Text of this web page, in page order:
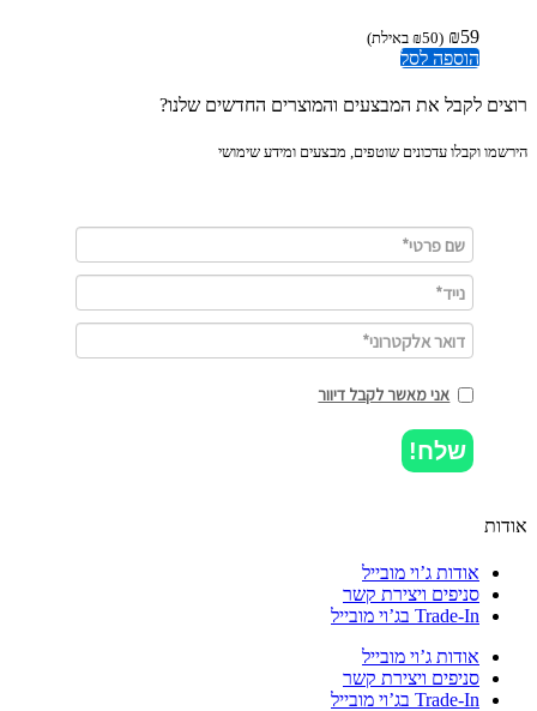
(
₪50 באילת)
הוספה לסל
לקבל את המבצעים והמוצרים החדשים שלנו?
וקבלו עדכונים שוטפים, מבצעים ומידע שימושי
אני מאשר לקבל דיוור
שלח!
אודות ג’וי מובייל
סניפים ויצירת קשר
Trade-In בג’וי מובייל
אודות ג’וי מובייל
סניפים ויצירת קשר
Trade-In בג’וי מובייל